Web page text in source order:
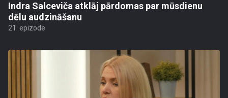
Indra Salceviča atklāj pārdomas par mūsdienu
dēlu audzināšanu
21. epizode